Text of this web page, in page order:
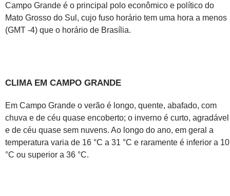
Campo Grande é o principal polo econômico e político do
Mato Grosso do Sul, cujo fuso horário tem uma hora a menos
(GMT -4) que o horário de Brasília.
CLIMA EM CAMPO GRANDE
Em Campo Grande o verão é longo, quente, abafado, com
chuva e de céu quase encoberto; o inverno é curto, agradável
e de céu quase sem nuvens. Ao longo do ano, em geral a
temperatura varia de 16 °C a 31 °C e raramente é inferior a 10
°C ou superior a 36 °C.